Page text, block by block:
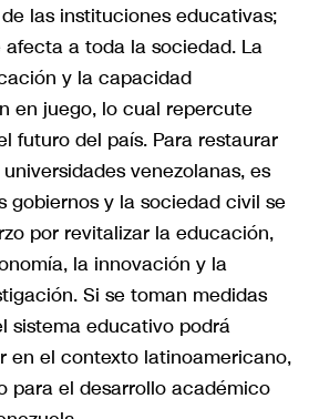
las instituciones educativas;
a toda la sociedad. La
y la capacidad
en juego, lo cual repercute
futuro del país. Para restaurar
venezolanas, es
gobiernos y la sociedad civil se
por revitalizar la educación,
la innovación y la
Si se toman medidas
sistema educativo podrá
en el contexto latinoamericano,
para el desarrollo académico